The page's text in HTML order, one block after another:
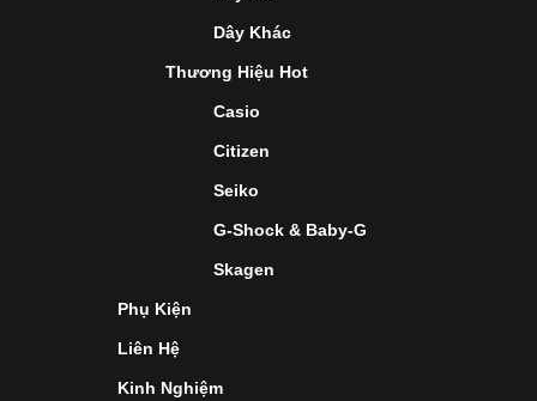
Dây Khác
Thương Hiệu Hot
Casio
Citizen
Seiko
G-Shock & Baby-G
Skagen
Phụ Kiện
Liên Hệ
Kinh Nghiệm